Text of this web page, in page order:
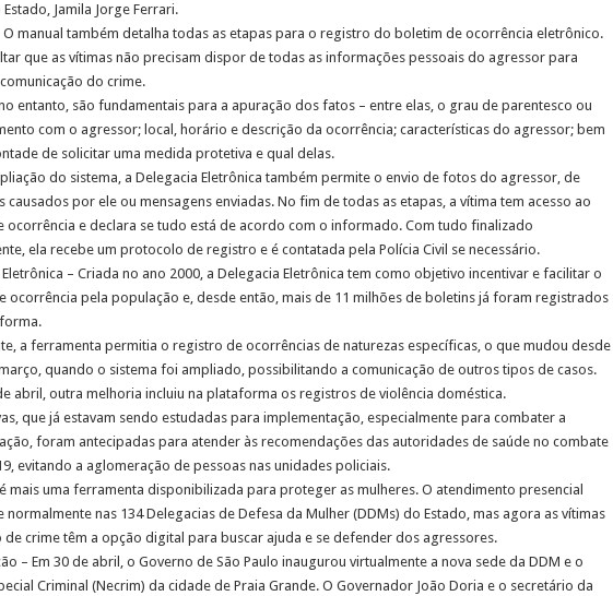
Jamila Jorge Ferrari.
O manual também detalha todas as etapas para o registro do boletim de ocorrência eletrônico.
que as vítimas não precisam dispor de todas as informações pessoais do agressor para
do crime.
entanto, são fundamentais para a apuração dos fatos – entre elas, o grau de parentesco ou
com o agressor; local, horário e descrição da ocorrência; características do agressor; bem
de solicitar uma medida protetiva e qual delas.
do sistema, a Delegacia Eletrônica também permite o envio de fotos do agressor, de
causados por ele ou mensagens enviadas. No fim de todas as etapas, a vítima tem acesso ao
ocorrência e declara se tudo está de acordo com o informado. Com tudo finalizado
ela recebe um protocolo de registro e é contatada pela Polícia Civil se necessário.
– Criada no ano 2000, a Delegacia Eletrônica tem como objetivo incentivar e facilitar o
ocorrência pela população e, desde então, mais de 11 milhões de boletins já foram registrados
a ferramenta permitia o registro de ocorrências de naturezas específicas, o que mudou desde
quando o sistema foi ampliado, possibilitando a comunicação de outros tipos de casos.
abril, outra melhoria incluiu na plataforma os registros de violência doméstica.
que já estavam sendo estudadas para implementação, especialmente para combater a
foram antecipadas para atender às recomendações das autoridades de saúde no combate
evitando a aglomeração de pessoas nas unidades policiais.
mais uma ferramenta disponibilizada para proteger as mulheres. O atendimento presencial
normalmente nas 134 Delegacias de Defesa da Mulher (DDMs) do Estado, mas agora as vítimas
de crime têm a opção digital para buscar ajuda e se defender dos agressores.
– Em 30 de abril, o Governo de São Paulo inaugurou virtualmente a nova sede da DDM e o
Criminal (Necrim) da cidade de Praia Grande. O Governador João Doria e o secretário da